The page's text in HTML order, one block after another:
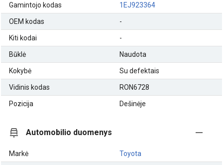
Gamintojo kodas 1EJ923364
OEM kodas -
Kiti kodai -
Būklė Naudota
Kokybė Su defektais
Vidinis kodas RON6728
Pozicija Dešinėje
Automobilio duomenys
Markė Toyota